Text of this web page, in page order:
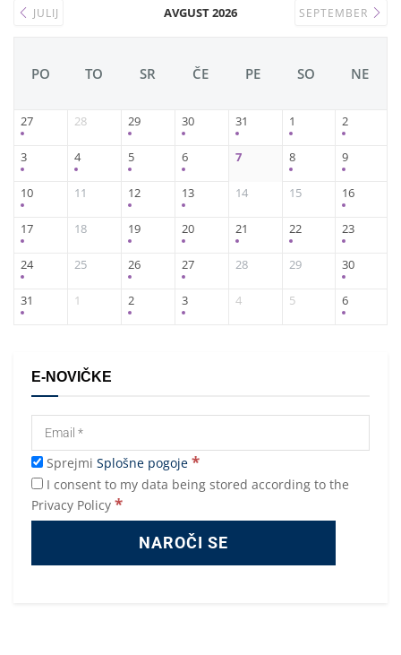
JULIJ AVGUST 2026 SEPTEMBER
PO TO SR ČE PE SO NE
27 28 29 30 31 1 2
3 4 5 6 7 8 9
10 11 12 13 14 15 16
17 18 19 20 21 22 23
24 25 26 27 28 29 30
31 1 2 3 4 5 6
E-NOVIČKE
Sprejmi Splošne pogoje *
I consent to my data being stored according to the
Privacy Policy *